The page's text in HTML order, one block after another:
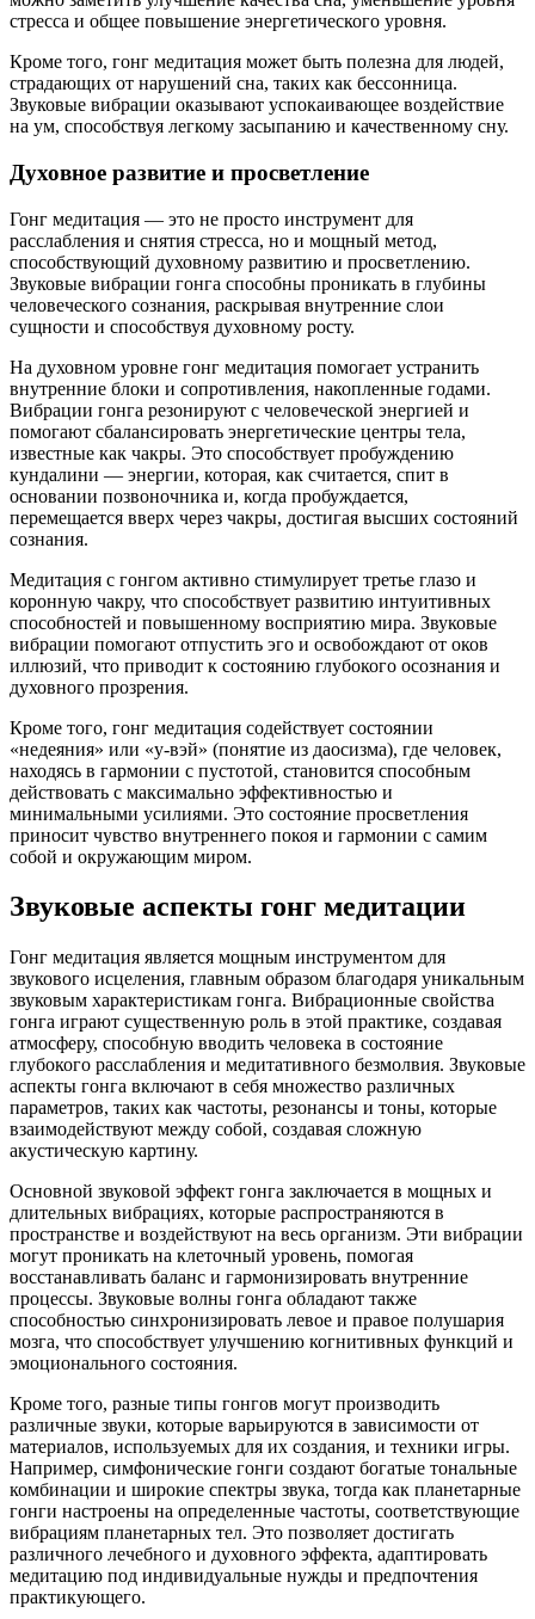
стресса и общее повышение энергетического уровня.
Кроме того, гонг медитация может быть полезна для людей,
страдающих от нарушений сна, таких как бессонница.
Звуковые вибрации оказывают успокаивающее воздействие
на ум, способствуя легкому засыпанию и качественному сну.
Духовное развитие и просветление
Гонг медитация — это не просто инструмент для
расслабления и снятия стресса, но и мощный метод,
способствующий духовному развитию и просветлению.
Звуковые вибрации гонга способны проникать в глубины
человеческого сознания, раскрывая внутренние слои
сущности и способствуя духовному росту.
На духовном уровне гонг медитация помогает устранить
внутренние блоки и сопротивления, накопленные годами.
Вибрации гонга резонируют с человеческой энергией и
помогают сбалансировать энергетические центры тела,
известные как чакры. Это способствует пробуждению
кундалини — энергии, которая, как считается, спит в
основании позвоночника и, когда пробуждается,
перемещается вверх через чакры, достигая высших состояний
сознания.
Медитация с гонгом активно стимулирует третье глазо и
коронную чакру, что способствует развитию интуитивных
способностей и повышенному восприятию мира. Звуковые
вибрации помогают отпустить эго и освобождают от оков
иллюзий, что приводит к состоянию глубокого осознания и
духовного прозрения.
Кроме того, гонг медитация содействует состоянии
«недеяния» или «у-вэй» (понятие из даосизма), где человек,
находясь в гармонии с пустотой, становится способным
действовать с максимально эффективностью и
минимальными усилиями. Это состояние просветления
приносит чувство внутреннего покоя и гармонии с самим
собой и окружающим миром.
Звуковые аспекты гонг медитации
Гонг медитация является мощным инструментом для
звукового исцеления, главным образом благодаря уникальным
звуковым характеристикам гонга. Вибрационные свойства
гонга играют существенную роль в этой практике, создавая
атмосферу, способную вводить человека в состояние
глубокого расслабления и медитативного безмолвия. Звуковые
аспекты гонга включают в себя множество различных
параметров, таких как частоты, резонансы и тоны, которые
взаимодействуют между собой, создавая сложную
акустическую картину.
Основной звуковой эффект гонга заключается в мощных и
длительных вибрациях, которые распространяются в
пространстве и воздействуют на весь организм. Эти вибрации
могут проникать на клеточный уровень, помогая
восстанавливать баланс и гармонизировать внутренние
процессы. Звуковые волны гонга обладают также
способностью синхронизировать левое и правое полушария
мозга, что способствует улучшению когнитивных функций и
эмоционального состояния.
Кроме того, разные типы гонгов могут производить
различные звуки, которые варьируются в зависимости от
материалов, используемых для их создания, и техники игры.
Например, симфонические гонги создают богатые тональные
комбинации и широкие спектры звука, тогда как планетарные
гонги настроены на определенные частоты, соответствующие
вибрациям планетарных тел. Это позволяет достигать
различного лечебного и духовного эффекта, адаптировать
медитацию под индивидуальные нужды и предпочтения
практикующего.